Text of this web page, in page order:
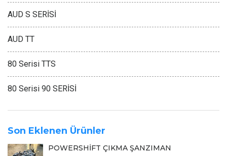
AUD S SERİSİ
AUD TT
80 Serisi TTS
80 Serisi 90 SERİSİ
Son Eklenen Ürünler
POWERSHİFT ÇIKMA ŞANZIMAN